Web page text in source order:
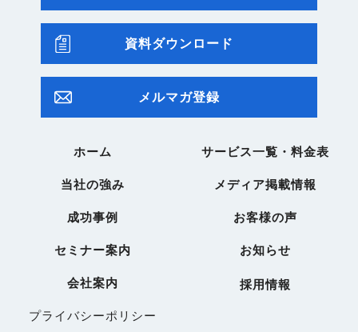
資料ダウンロード
メルマガ登録
ホーム サービス一覧・料金表
当社の強み メディア掲載情報
成功事例 お客様の声
セミナー案内 お知らせ
会社案内 採用情報
プライバシーポリシー